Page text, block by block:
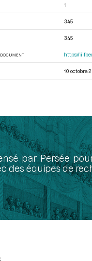
1
345
345
https://
10 octobre
par Persée
des équipes de